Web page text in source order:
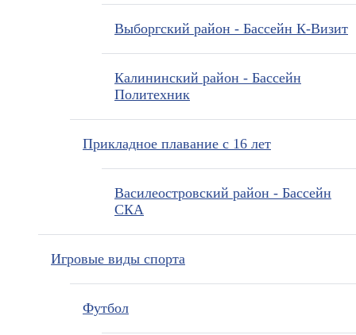
Выборгский район - Бассейн К-Визит
Калининский район - Бассейн
Политехник
Прикладное плавание с 16 лет
Василеостровский район - Бассейн
СКА
Игровые виды спорта
Футбол